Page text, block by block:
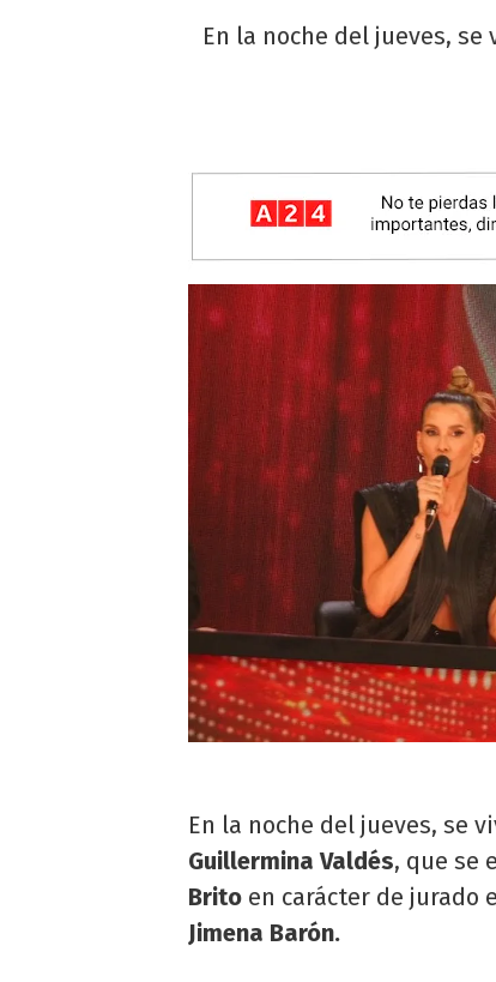
En la noche del jueves,
En la noche del jueves, se
Guillermina Valdés, que se
Brito en carácter de jurado
Jimena Barón.